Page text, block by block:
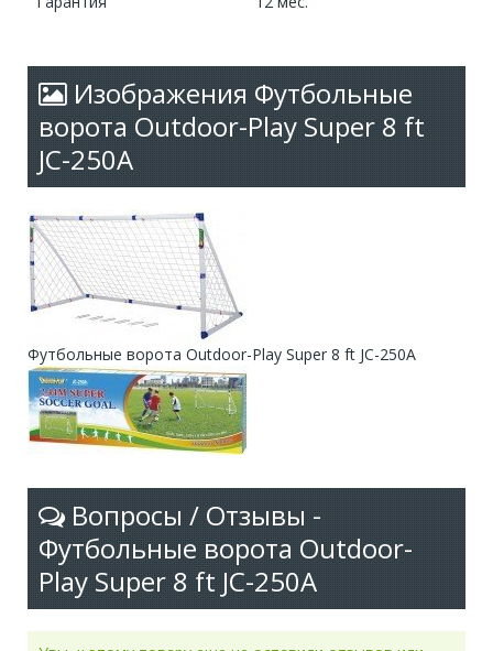
Изображения Футбольные
ворота Outdoor-Play Super 8 ft
JC-250A
Футбольные ворота Outdoor-Play Super 8 ft JC-250A
Вопросы / Отзывы -
Футбольные ворота Outdoor-
Play Super 8 ft JC-250A